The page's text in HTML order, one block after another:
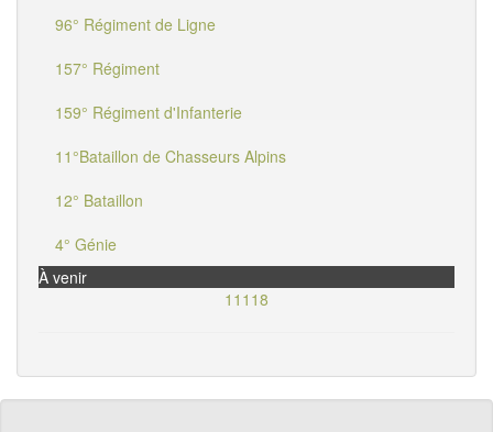
96° Régiment de Ligne
157° Régiment
159° Régiment d'Infanterie
11°Bataillon de Chasseurs Alpins
12° Bataillon
4° Génie
À venir
11118